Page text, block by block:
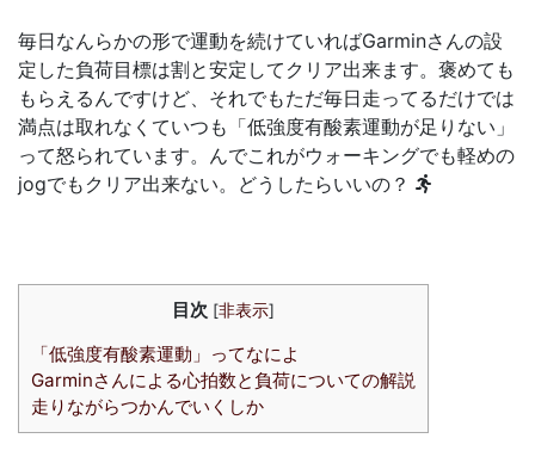
毎日なんらかの形で運動を続けていればGarminさんの設
定した負荷目標は割と安定してクリア出来ます。褒めても
もらえるんですけど、それでもただ毎日走ってるだけでは
満点は取れなくていつも「低強度有酸素運動が足りない」
って怒られています。んでこれがウォーキングでも軽めの
jogでもクリア出来ない。どうしたらいいの？
目次 [非表示]
「低強度有酸素運動」ってなによ
Garminさんによる心拍数と負荷についての解説
走りながらつかんでいくしか